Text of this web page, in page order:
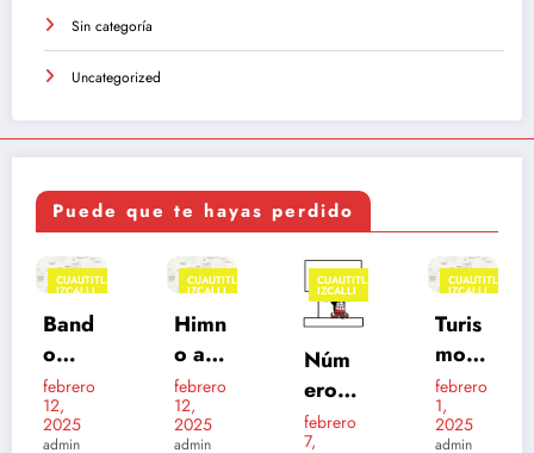
Sin categoría
Uncategorized
Puede que te hayas perdido
CUAUTITLÁN
IZCALLI
Himn
Cuau
titlán
Izcall
febrero
2025
admin
CUAUTITLÁN
IZCALLI
Núm
eros
de
febrero
7,
CUAUTITLÁN
IZCALLI
Turis
mo
Cuau
1,
2025
IZCALLI
Cabil
do
Izcall
i
enero
24,
2025